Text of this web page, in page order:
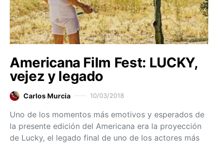
Americana Film Fest: LUCKY,
vejez y legado
Carlos Murcia 10/03/2018
Uno de los momentos más emotivos y esperados de
la presente edición del Americana era la proyección
de Lucky, el legado final de uno de los actores más